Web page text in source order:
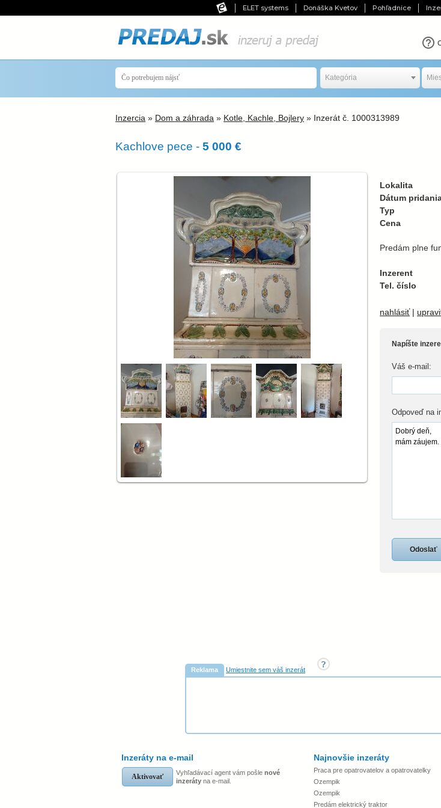
ELET systems Donáška Kvetov Pohľadnice
Kategória
Inzercia » Dom a záhrada » Kotle, Kachle, Bojlery » Inzerát č. 1000313989
Kachlove pece - 5 000 €
Lokalita
Dátum
Typ
Cena
Predám plne
Inzerent
Tel. číslo
nahlásiť|
Napíšte
Váš e-mail:
Odpoveď na
Reklama Umiestnite sem váš inzerát
Inzeráty na e-mail
Aktivovať Vyhľadávací agent vám pošle nové
inzeráty na e-mail.
Najnovšie inzeráty
Praca pre opatrovatelov a opatrovatelky
Ozempik
Ozempik
Predám elektrický traktor